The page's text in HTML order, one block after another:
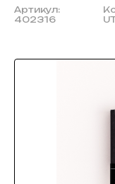
Артикул:
402316